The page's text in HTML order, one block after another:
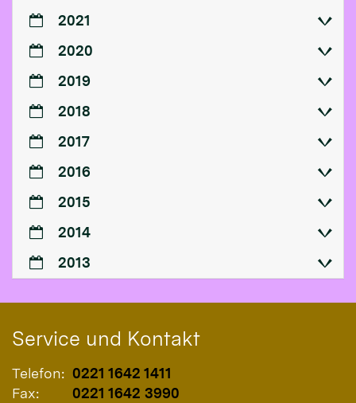
2021
2020
2019
2018
2017
2016
2015
2014
2013
Service und Kontakt
Telefon: 0221 1642 1411
Fax:
0221 1642 3990